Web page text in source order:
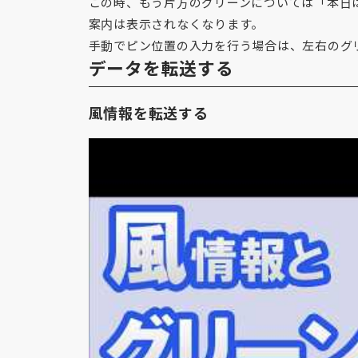
案内は表示されなくなります。
手動でピン位置の入力を行う場合は、左右の
データを転送する
風情報を転送する